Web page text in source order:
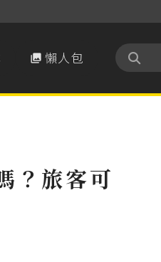
 懶人包
？旅客可